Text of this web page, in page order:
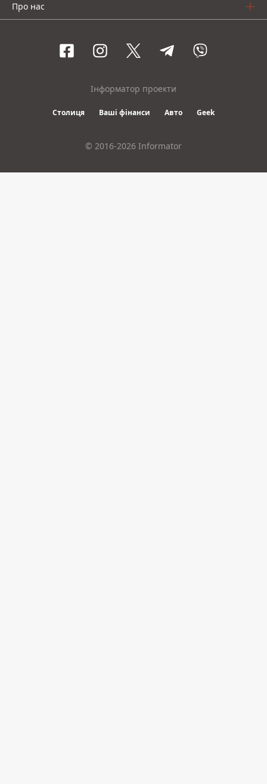
Про нас
Інформатор проекти
Столиця Ваші фінанси Авто Geek
© 2016-2026 Informator